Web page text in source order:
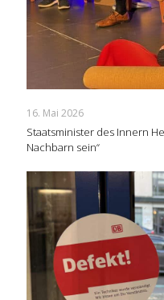
16. Mai 2026
Staatsminister des Innern
Nachbarn sein“